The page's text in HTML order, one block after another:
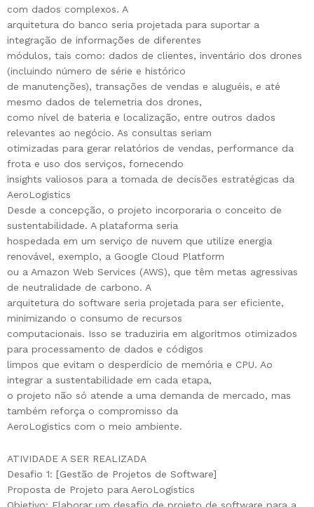
com dados complexos. A
arquitetura do banco seria projetada para suportar a
integração de informações de diferentes
módulos, tais como: dados de clientes, inventário dos drones
(incluindo número de série e histórico
de manutenções), transações de vendas e aluguéis, e até
mesmo dados de telemetria dos drones,
como nível de bateria e localização, entre outros dados
relevantes ao negócio. As consultas seriam
otimizadas para gerar relatórios de vendas, performance da
frota e uso dos serviços, fornecendo
insights valiosos para a tomada de decisões estratégicas da
AeroLogistics
Desde a concepção, o projeto incorporaria o conceito de
sustentabilidade. A plataforma seria
hospedada em um serviço de nuvem que utilize energia
renovável, exemplo, a Google Cloud Platform
ou a Amazon Web Services (AWS), que têm metas agressivas
de neutralidade de carbono. A
arquitetura do software seria projetada para ser eficiente,
minimizando o consumo de recursos
computacionais. Isso se traduziria em algoritmos otimizados
para processamento de dados e códigos
limpos que evitam o desperdício de memória e CPU. Ao
integrar a sustentabilidade em cada etapa,
o projeto não só atende a uma demanda de mercado, mas
também reforça o compromisso da
AeroLogistics com o meio ambiente.
ATIVIDADE A SER REALIZADA
Desafio 1: [Gestão de Projetos de Software]
Proposta de Projeto para AeroLogistics
Objetivo: Elaborar um desafio de projeto de software para a